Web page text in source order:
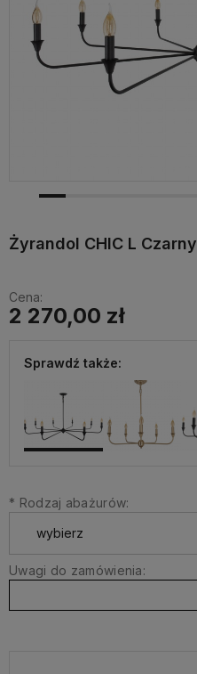
Żyrandol CHIC L Czarny
Cena:
2 270,00 zł
Sprawdź także:
* Rodzaj abażurów:
Uwagi do zamówienia: